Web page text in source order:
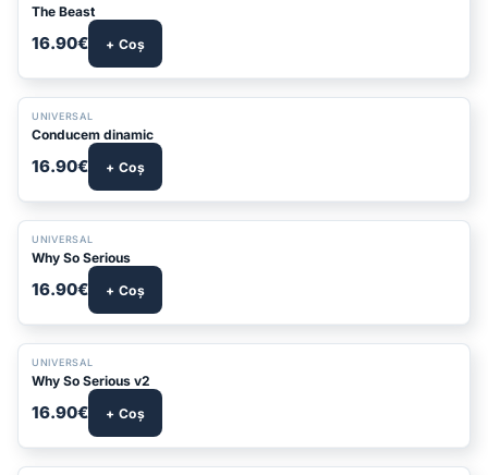
The Beast
16.90€ + Coș
UNIVERSAL
Conducem dinamic
16.90€ + Coș
BESTSELLER
UNIVERSAL
Why So Serious
16.90€ + Coș
UNIVERSAL
Why So Serious v2
16.90€ + Coș